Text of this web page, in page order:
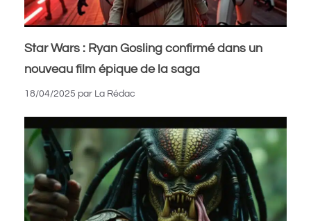
Star Wars : Ryan Gosling confirmé dans un
nouveau film épique de la saga
18/04/2025 par La Rédac